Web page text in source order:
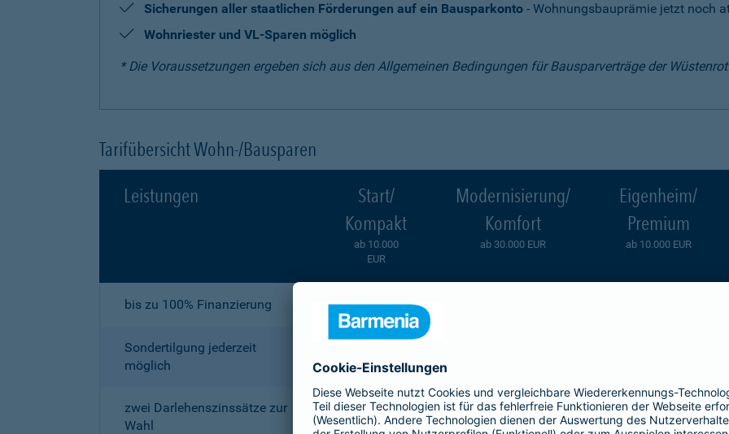
Sicherungen aller staatlichen Förderungen auf ein Bausparkonto - Wohnungsbauprämie jetzt noch
Wohnriester und VL-Sparen möglich
* Die Voraussetzungen ergeben sich aus den Allgemeinen Bedingungen für Bausparverträge der
Tarifübersicht Wohn-/Bausparen
Leistungen
Start/
Kompakt
ab 10.000
EUR
Modernisierung/
Komfort
ab 30.000 EUR
Eigenheim/
Premium
ab 10.000 EUR
bis zu 100% Finanzierung enthalten
Sondertilgung jederzeit
möglich
zwei Darlehenszinssätze zur
Wahl
nicht enthalten enthalten enthalten